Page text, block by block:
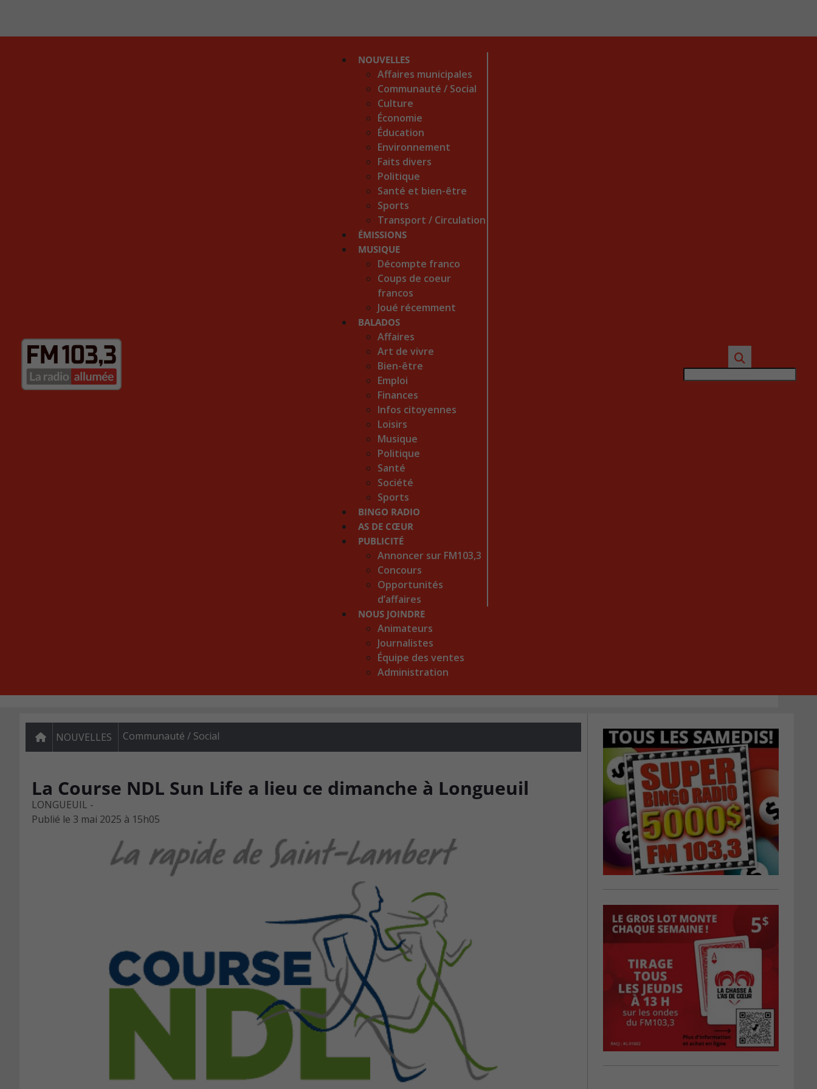
NOUVELLES
Affaires municipales
Communauté / Social
Culture
Économie
Éducation
Environnement
Faits divers
Politique
Santé et bien-être
Sports
Transport / Circulation
ÉMISSIONS
MUSIQUE
Décompte franco
Coups de coeur
francos
Joué récemment
BALADOS
Affaires
Art de vivre
Bien-être
Emploi
Finances
Infos citoyennes
Loisirs
Musique
Politique
Santé
Société
Sports
BINGO RADIO
AS DE CŒUR
PUBLICITÉ
Annoncer sur FM103,3
Concours
Opportunités
d’affaires
NOUS JOINDRE
Animateurs
Journalistes
Équipe des ventes
Administration
NOUVELLES Communauté / Social
La Course NDL Sun Life a lieu ce dimanche à Longueuil
LONGUEUIL -
Publié le 3 mai 2025 à 15h05